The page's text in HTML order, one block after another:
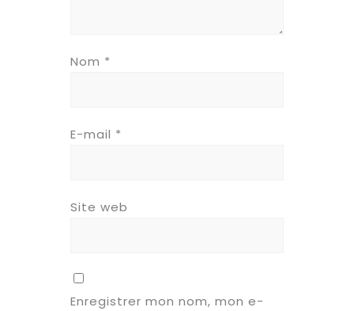
Nom *
E-mail *
Site web
Enregistrer mon nom, mon e-